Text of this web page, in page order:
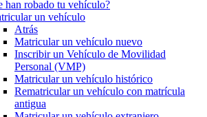
han robado tu vehículo?
un vehículo
Atrás
Matricular un vehículo nuevo
Inscribir un Vehículo de Movilidad
Personal (VMP)
Matricular un vehículo histórico
Rematricular un vehículo con matrícula
antigua